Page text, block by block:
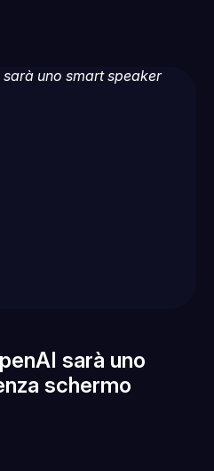
sarà uno
schermo